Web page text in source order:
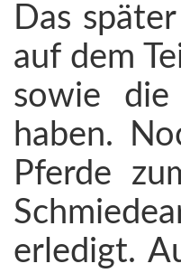
Das
auf dem
sowie die
haben.
Pferde
erledigt.